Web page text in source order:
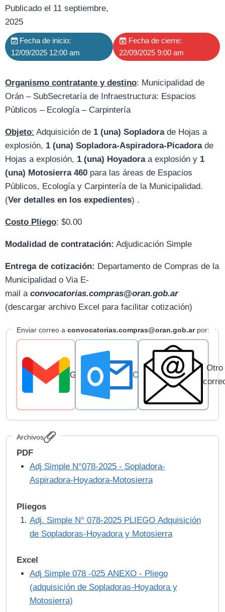
Publicado el 11 septiembre,
2025
Fecha de inicio:
12/09/2025 12:00 am
Fecha de cierre:
22/09/2025 9:00 am
Organismo contratante y destino: Municipalidad de
Orán – SubSecretaría de Infraestructura: Espacios
Públicos – Ecología – Carpintería
Objeto: Adquisición de 1 (una) Sopladora de Hojas a
explosión, 1 (una) Sopladora-Aspiradora-Picadora de
Hojas a explosión, 1 (una) Hoyadora a explosión y 1
(una) Motosierra 460 para las áreas de Espacios
Públicos, Ecología y Carpintería de la Municipalidad.
(Ver detalles en los expedientes) .
Costo Pliego: $0.00
Modalidad de contratación: Adjudicación Simple
Entrega de cotización: Departamento de Compras de la
Municipalidad o Via E-
mail a convocatorias.compras@oran.gob.ar
(descargar archivo Excel para facilitar cotización)
Enviar correo a convocatorias.compras@oran.gob.arpor:
Gmail Outlook
Otro
Archivos
PDF
Adj Simple N°078-2025 - Sopladora-
Aspiradora-Hoyadora-Motosierra
Pliegos
Adj. Simple N° 078-2025 PLIEGO Adquisición
de Sopladoras-Hoyadora y Motosierra
Excel
Adj Simple 078 -025 ANEXO - Pliego
(adquisición de Sopladoras-Hoyadora y
Motosierra)